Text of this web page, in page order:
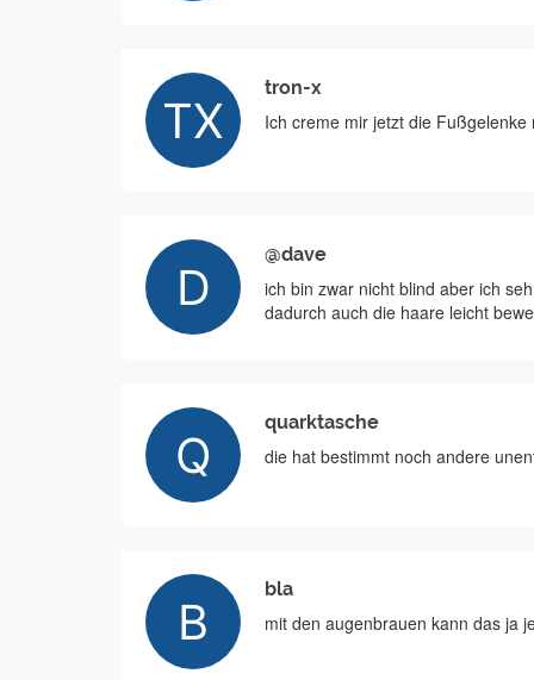
tron-x
Ich creme mir jetzt die Fußgelenke
@dave
ich bin zwar nicht blind aber ich
dadurch auch die haare leicht
quarktasche
die hat bestimmt noch andere
bla
mit den augenbrauen kann das ja